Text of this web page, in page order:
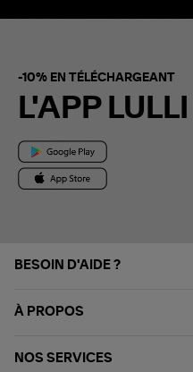
-10% EN TÉLÉCHARGEANT
L'APP LULLI
BESOIN D'AIDE ?
À PROPOS
NOS SERVICES